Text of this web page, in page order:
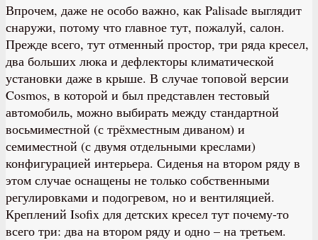
Впрочем, даже не особо важно, как Palisade выглядит
снаружи, потому что главное тут, пожалуй, салон.
Прежде всего, тут отменный простор, три ряда кресел,
два больших люка и дефлекторы климатической
установки даже в крыше. В случае топовой версии
Cosmos, в которой и был представлен тестовый
автомобиль, можно выбирать между стандартной
восьмиместной (с трёхместным диваном) и
семиместной (с двумя отдельными креслами)
конфигурацией интерьера. Сиденья на втором ряду в
этом случае оснащены не только собственными
регулировками и подогревом, но и вентиляцией.
Креплений Isofix для детских кресел тут почему-то
всего три: два на втором ряду и одно – на третьем.